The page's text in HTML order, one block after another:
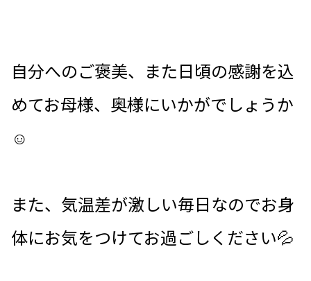
自分へのご褒美、また日頃の感謝を込
めてお母様、奥様にいかがでしょうか
☺
また、気温差が激しい毎日なのでお身
体にお気をつけてお過ごしください💦